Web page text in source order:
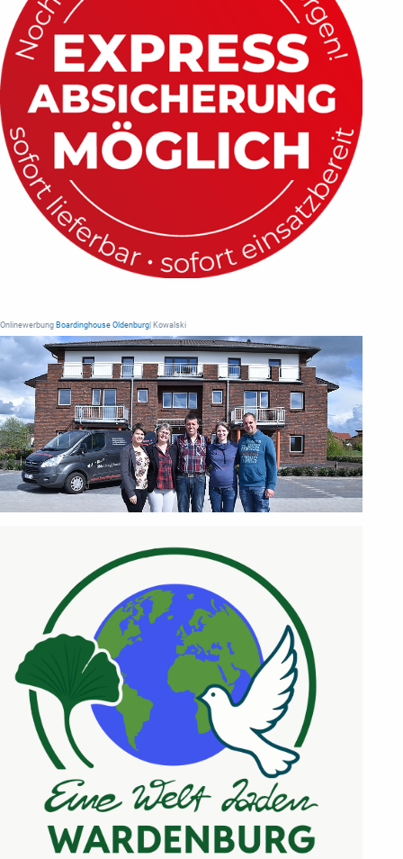
Onlinewerbung Boardinghouse Oldenburg | Kowalski